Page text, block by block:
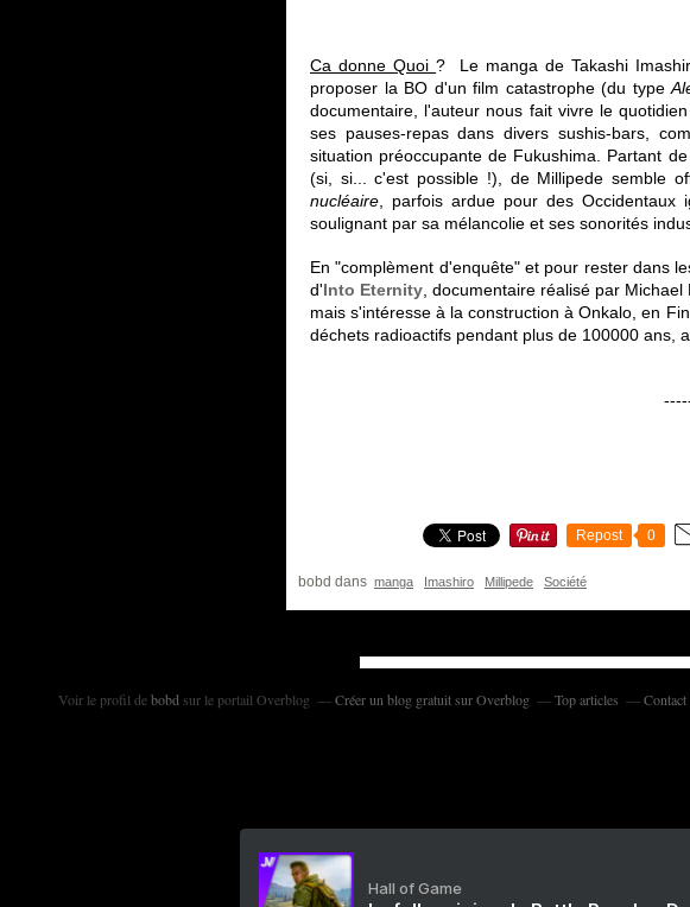
Ca donne Quoi? Le manga de Takashi
proposer la BO d'un film catastrophe (du type
documentaire, l'auteur nous fait vivre le
ses pauses-repas dans divers sushis-bars,
situation préoccupante de Fukushima. Partant
(si, si... c'est possible !), de Millipede semble
nucléaire, parfois arduepour des Occidentaux
soulignant par sa mélancolie et ses sonorités
En "complèment d'enquête" et pour rester dans
d'Into Eternity, documentaire réalisé par
mais s'intéresse à la construction à Onkalo, en
déchets radioactifs pendant plus de 100000 ans,
Repost 0
bobd dans manga Imashiro Millipede Société
Voir le profil debobdsur le portail Overblog Créer un blog gratuit sur Overblog Top articles Contact
Hall of Game